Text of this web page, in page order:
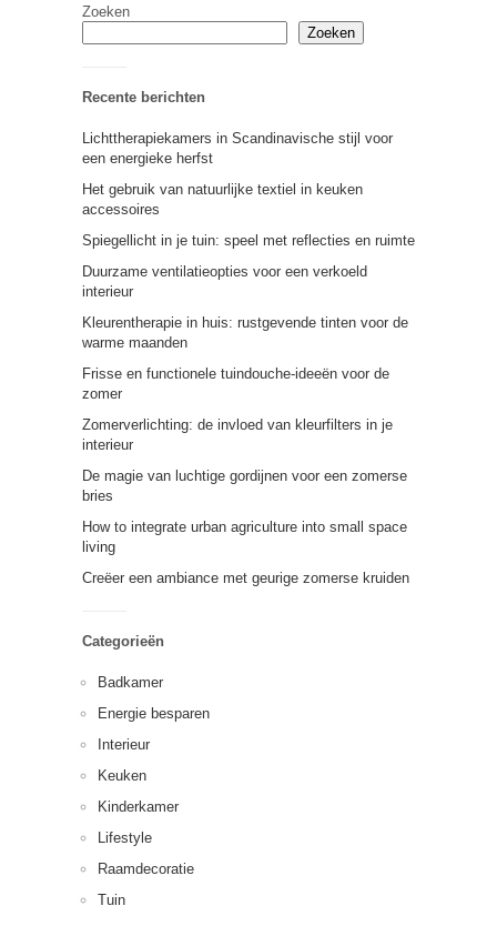
Zoeken
Zoeken
Recente berichten
Lichttherapiekamers in Scandinavische stijl voor
een energieke herfst
Het gebruik van natuurlijke textiel in keuken
accessoires
Spiegellicht in je tuin: speel met reflecties en ruimte
Duurzame ventilatieopties voor een verkoeld
interieur
Kleurentherapie in huis: rustgevende tinten voor de
warme maanden
Frisse en functionele tuindouche-ideeën voor de
zomer
Zomerverlichting: de invloed van kleurfilters in je
interieur
De magie van luchtige gordijnen voor een zomerse
bries
How to integrate urban agriculture into small space
living
Creëer een ambiance met geurige zomerse kruiden
Categorieën
Badkamer
Energie besparen
Interieur
Keuken
Kinderkamer
Lifestyle
Raamdecoratie
Tuin